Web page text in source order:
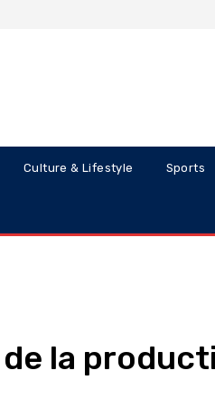
Culture & Lifestyle Sports
la